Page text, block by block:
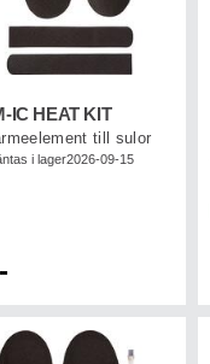
IC HEAT KIT
till sulor
i lager2026-09-15